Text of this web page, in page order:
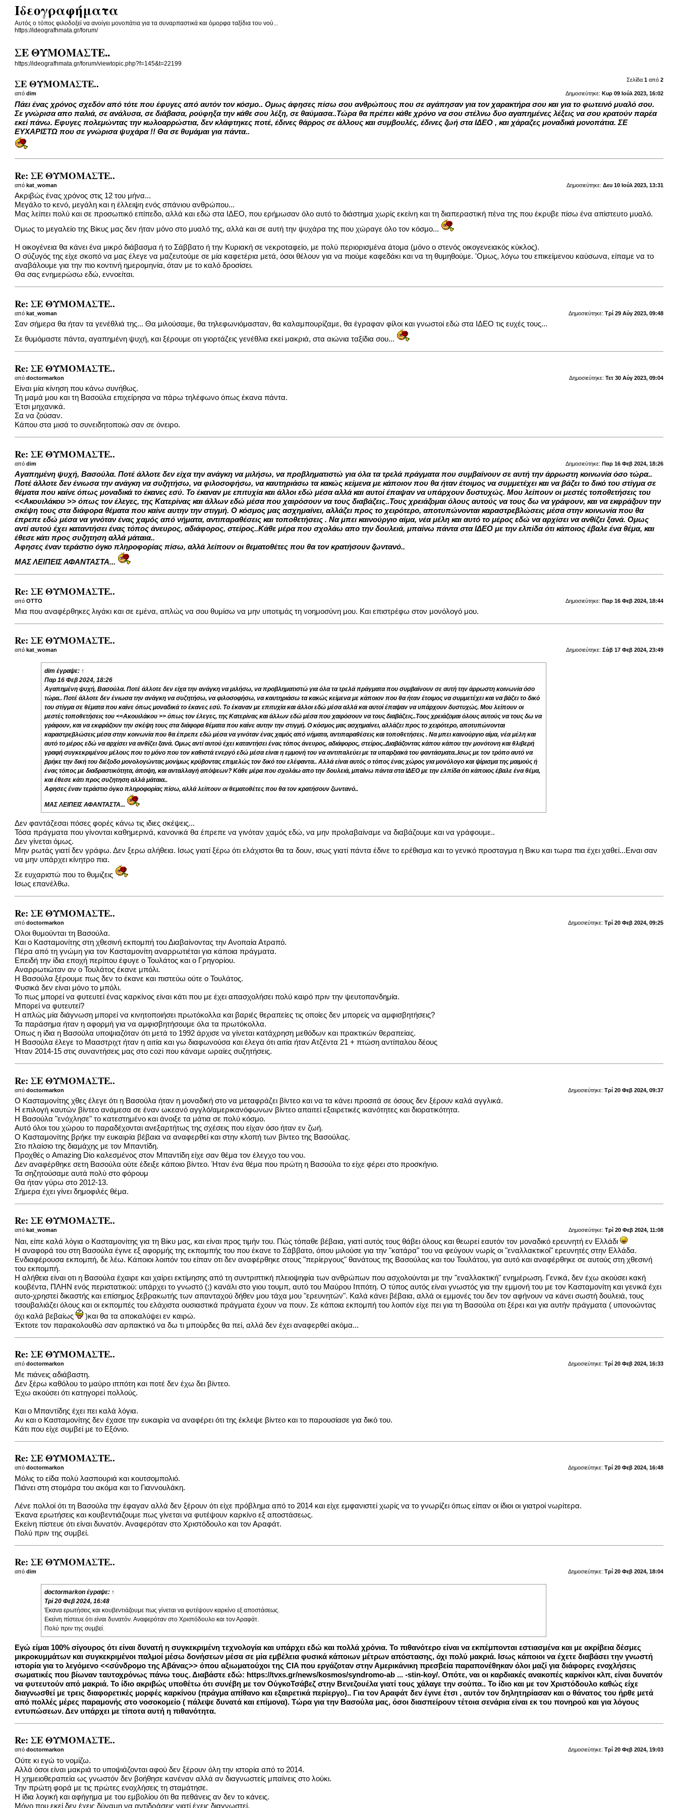
Ιδεογραφήματα
Αυτός ο τόπος φιλοδοξεί να ανοίγει μονοπάτια για τα συναρπαστικά και όμορφα ταξίδια του νού...
https://ideografhmata.gr/forum/
ΣΕ ΘΥΜΟΜΑΣΤΕ..
https://ideografhmata.gr/forum/viewtopic.php?f=145&t=22199
Σελίδα 1από 2
ΣΕ ΘΥΜΟΜΑΣΤΕ..
Δημοσιεύτηκε: Κυρ 09 Ιούλ 2023, 16:02
απόdim
Πάει ένας χρόνος σχεδόν από τότε που έφυγες από αυτόν τον κόσμο.. Ομως άφησες πίσω σου ανθρώπους που σε αγάπησαν για τον χαρακτήρα σου και για το φωτεινό μυαλό σου.
Σε γνώρισα απο παλιά, σε ανάλυσα, σε διάβασα, ρούφηξα την κάθε σου λέξη, σε θαύμασα..Τώρα θα πρέπει κάθε χρόνο να σου στέλνω δυο αγαπημένες λέξεις να σου κρατούν παρέα
εκεί πάνω. Εφυγες πολεμώντας την κωλοαρρώστια, δεν κλάφτηκες ποτέ, έδινες θάρρος σε άλλους και συμβουλές, έδινες ζωή στα ΙΔΕΟ , και χάραζες μοναδικά μονοπάτια. ΣΕ
ΕΥΧΑΡΙΣΤΩ που σε γνώρισα ψυχάρα !! Θα σε θυμάμαι για πάντα..
Re: ΣΕ ΘΥΜΟΜΑΣΤΕ..
Δημοσιεύτηκε: Δευ 10 Ιούλ 2023, 13:31
απόkat_woman
Ακριβώς ένας χρόνος στις 12 του μήνα...
Μεγάλο το κενό, μεγάλη και η έλλειψη ενός σπάνιου ανθρώπου...
Μας λείπει πολύ και σε προσωπικό επίπεδο, αλλά και εδώ στα ΙΔΕΟ, που ερήμωσαν όλο αυτό το διάστημα χωρίς εκείνη και τη διαπεραστική πένα της που έκρυβε πίσω ένα απίστευτο μυαλό.
Όμως το μεγαλείο της Βίκυς μας δεν ήταν μόνο στο μυαλό της, αλλά και σε αυτή την ψυχάρα της που χώραγε όλο τον κόσμο...
Η οικογένεια θα κάνει ένα μικρό διάβασμα ή το Σάββατο ή την Κυριακή σε νεκροταφείο, με πολύ περιορισμένα άτομα (μόνο ο στενός οικογενειακός κύκλος).
Ο σύζυγός της είχε σκοπό να μας έλεγε να μαζευτούμε σε μία καφετέρια μετά, όσοι θέλουν για να πιούμε καφεδάκι και να τη θυμηθούμε. 'Ομως, λόγω του επικείμενου καύσωνα, είπαμε να το
αναβάλουμε για την πιο κοντινή ημερομηνία, όταν με το καλό δροσίσει.
Θα σας ενημερώσω εδώ, εννοείται.
Re: ΣΕ ΘΥΜΟΜΑΣΤΕ..
Δημοσιεύτηκε: Τρί 29 Αύγ 2023, 09:48
απόkat_woman
Σαν σήμερα θα ήταν τα γενέθλιά της... Θα μιλούσαμε, θα τηλεφωνιόμασταν, θα καλαμπουρίζαμε, θα έγραφαν φίλοι και γνωστοί εδώ στα ΙΔΕΟ τις ευχές τους...
Σε θυμόμαστε πάντα, αγαπημένη ψυχή, και ξέρουμε οτι γιορτάζεις γενέθλια εκεί μακριά, στα αιώνια ταξίδια σου...
Re: ΣΕ ΘΥΜΟΜΑΣΤΕ..
Δημοσιεύτηκε: Τετ 30 Αύγ 2023, 09:04
απόdoctormarkon
Είναι μία κίνηση που κάνω συνήθως.
Τη μαμά μου και τη Βασούλα επιχείρησα να πάρω τηλέφωνο όπως έκανα πάντα.
Έτσι μηχανικά.
Σα να ζούσαν.
Κάπου στα μισά το συνειδητοποιώ σαν σε όνειρο.
Re: ΣΕ ΘΥΜΟΜΑΣΤΕ..
Δημοσιεύτηκε: Παρ 16 Φεβ 2024, 18:26
απόdim
Αγαπημένη ψυχή, Βασούλα. Ποτέ άλλοτε δεν είχα την ανάγκη να μιλήσω, να προβληματιστώ για όλα τα τρελά πράγματα που συμβαίνουν σε αυτή την άρρωστη κοινωνία όσο τώρα..
Ποτέ άλλοτε δεν ένιωσα την ανάγκη να συζητήσω, να φιλοσοφήσω, να καυτηριάσω τα κακώς κείμενα με κάποιον που θα ήταν έτοιμος να συμμετέχει και να βάζει το δικό του στίγμα σε
θέματα που καίνε όπως μοναδικά το έκανες εσύ. Το έκαναν με επιτυχία και άλλοι εδώ μέσα αλλά και αυτοί έπαψαν να υπάρχουν δυστυχώς. Μου λείπουν οι μεστές τοποθετήσεις του
<<Ακουιλάκου >> όπως τον έλεγες, της Κατερίνας και άλλων εδώ μέσα που χαιρόσουν να τους διαβάζεις..Τους χρειάζομαι όλους αυτούς να τους δω να γράφουν, και να εκφράζουν την
σκέψη τους στα διάφορα θέματα που καίνε αυτην την στιγμή. Ο κόσμος μας ασχημαίνει, αλλάζει προς το χειρότερο, αποτυπώνονται καραστρεβλώσεις μέσα στην κοινωνία που θα
έπρεπε εδώ μέσα να γινόταν ένας χαμός από νήματα, αντιπαραθέσεις και τοποθετήσεις . Να μπει καινούργιο αίμα, νέα μέλη και αυτό το μέρος εδώ να αρχίσει να ανθίζει ξανά. Ομως
αντί αυτού έχει καταντήσει ένας τόπος άνευρος, αδιάφορος, στείρος..Κάθε μέρα που σχολάω απο την δουλειά, μπαίνω πάντα στα ΙΔΕΟ με την ελπίδα ότι κάποιος έβαλε ένα θέμα, και
έθεσε κάτι προς συζητηση αλλά μάταια..
Αφησες έναν τεράστιο όγκο πληροφορίας πίσω, αλλά λείπουν οι θεματοθέτες που θα τον κρατήσουν ζωντανό..
ΜΑΣ ΛΕΙΠΕΙΣ ΑΦΑΝΤΑΣΤΑ...
Re: ΣΕ ΘΥΜΟΜΑΣΤΕ..
Δημοσιεύτηκε: Παρ 16 Φεβ 2024, 18:44
απόOTTO
Μια που αναφέρθηκες λιγάκι και σε εμένα, απλώς να σου θυμίσω να μην υποτιμάς τη νοημοσύνη μου. Και επιστρέφω στον μονόλογό μου.
Re: ΣΕ ΘΥΜΟΜΑΣΤΕ..
Δημοσιεύτηκε: Σάβ 17 Φεβ 2024, 23:49
από kat_woman
dimέγραψε: ↑
Παρ 16 Φεβ 2024, 18:26
Αγαπημένη ψυχή, Βασούλα. Ποτέ άλλοτε δεν είχα την ανάγκη να μιλήσω, να προβληματιστώ για όλα τα τρελά πράγματα που συμβαίνουν σε αυτή την άρρωστη κοινωνία όσο
τώρα.. Ποτέ άλλοτε δεν ένιωσα την ανάγκη να συζητήσω, να φιλοσοφήσω, να καυτηριάσω τα κακώς κείμενα με κάποιον που θα ήταν έτοιμος να συμμετέχει και να βάζει το δικό
του στίγμα σε θέματα που καίνε όπως μοναδικά το έκανες εσύ. Το έκαναν με επιτυχία και άλλοι εδώ μέσα αλλά και αυτοί έπαψαν να υπάρχουν δυστυχώς. Μου λείπουν οι
μεστές τοποθετήσεις του <<Ακουιλάκου >> όπως τον έλεγες, της Κατερίνας και άλλων εδώ μέσα που χαιρόσουν να τους διαβάζεις..Τους χρειάζομαι όλους αυτούς να τους δω να
γράφουν, και να εκφράζουν την σκέψη τους στα διάφορα θέματα που καίνε αυτην την στιγμή. Ο κόσμος μας ασχημαίνει, αλλάζει προς το χειρότερο, αποτυπώνονται
καραστρεβλώσεις μέσα στην κοινωνία που θα έπρεπε εδώ μέσα να γινόταν ένας χαμός από νήματα, αντιπαραθέσεις και τοποθετήσεις . Να μπει καινούργιο αίμα, νέα μέλη και
αυτό το μέρος εδώ να αρχίσει να ανθίζει ξανά. Ομως αντί αυτού έχει καταντήσει ένας τόπος άνευρος, αδιάφορος, στείρος..Διαβάζοντας κάπου κάπου την μονότονη και θλιβερή
γραφή συγκεκριμένου μέλους που το μόνο που τον καθιστά ενεργό εδώ μέσα είναι η εμμονή του να αντιπαλεύει με τα υπαρξιακά του φαντάσματα..Ισως με τον τρόπο αυτό να
βρήκε την δική του διέξοδο μονολογώντας μονίμως κρύβοντας επιμελώς τον δικό του ελέφαντα.. Αλλά είναι αυτός ο τόπος ένας χώρος για μονόλογο και ψίρισμα της μαιμούς ή
ένας τόπος με διαδραστικότητα, άποψη, και ανταλλαγή απόψεων? Κάθε μέρα που σχολάω απο την δουλειά, μπαίνω πάντα στα ΙΔΕΟ με την ελπίδα ότι κάποιος έβαλε ένα θέμα,
και έθεσε κάτι προς συζητηση αλλά μάταια..
Αφησες έναν τεράστιο όγκο πληροφορίας πίσω, αλλά λείπουν οι θεματοθέτες που θα τον κρατήσουν ζωντανό..
ΜΑΣ ΛΕΙΠΕΙΣ ΑΦΑΝΤΑΣΤΑ...
Δεν φαντάζεσαι πόσες φορές κάνω τις ιδιες σκέψεις...
Τόσα πράγματα που γίνονται καθημερινά, κανονικά θα έπρεπε να γινόταν χαμός εδώ, να μην προλαβαίναμε να διαβάζουμε και να γράφουμε..
Δεν γίνεται όμως.
Μην ρωτάς γιατί δεν γράφω. Δεν ξερω αλήθεια. Ισως γιατί ξέρω ότι ελάχιστοι θα τα δουν, ισως γιατί πάντα έδινε το ερέθισμα και το γενικό προσταγμα η Βικυ και τωρα πια έχει χαθεί...Ειναι σαν
να μην υπάρχει κίνητρο πια.
Σε ευχαριστώ που το θυμιζεις
Ισως επανέλθω.
Re: ΣΕ ΘΥΜΟΜΑΣΤΕ..
Δημοσιεύτηκε: Τρί 20 Φεβ 2024, 09:25
απόdoctormarkon
Όλοι θυμούνται τη Βασούλα.
Και ο Κασταμονίτης στη χθεσινή εκπομπή του Διαβαίνοντας την Ανοπαία Ατραπό.
Πέρα από τη γνώμη για τον Κασταμονίτη αναρρωτιέται για κάποια πράγματα.
Επειδή την ίδια εποχή περίπου έφυγε ο Τουλάτος και ο Γρηγορίου.
Αναρρωτιώταν αν ο Τουλάτος έκανε μπόλι.
Η Βασούλα ξέρουμε πως δεν το έκανε και πιστεύω ούτε ο Τουλάτος.
Φυσικά δεν είναι μόνο το μπόλι.
Το πως μπορεί να φυτευτεί ένας καρκίνος είναι κάτι που με έχει απασχολήσει πολύ καιρό πριν την ψευτοπανδημία.
Μπορεί να φυτευτεί?
Η απλώς μία διάγνωση μπορεί να κινητοποιήσει πρωτόκολλα και βαριές θεραπείες τις οποίες δεν μπορείς να αμφισβητήσεις?
Τα παράσημα ήταν η αφορμή για να αμφισβητήσουμε όλα τα πρωτόκολλα.
Όπως η ίδια η Βασούλα υποψιαζόταν ότι μετά το 1992 άρχισε να γίνεται κατάχρηση μεθόδων και πρακτικών θεραπείας.
Η Βασούλα έλεγε το Μααστριχτ ήταν η αιτία και γω διαφωνούσα και έλεγα ότι αιτία ήταν Ατζέντα 21 + πτώση αντίπαλου δέους
Ήταν 2014-15 στις συναντήσεις μας στο cozi που κάναμε ωραίες συζητήσεις.
Re: ΣΕ ΘΥΜΟΜΑΣΤΕ..
Δημοσιεύτηκε: Τρί 20 Φεβ 2024, 09:37
απόdoctormarkon
Ο Κασταμονίτης χθες έλεγε ότι η Βασούλα ήταν η μοναδική στο να μεταφράζει βίντεο και να τα κάνει προσιτά σε όσους δεν ξέρουν καλά αγγλικά.
Η επιλογή καυτών βίντεο ανάμεσα σε έναν ωκεανό αγγλό/αμερικανόφωνων βίντεο απαιτεί εξαιρετικές ικανότητες και διορατικότητα.
Η Βασούλα "ενόχλησε" το κατεστημένο και άνοιξε τα μάτια σε πολύ κόσμο.
Αυτό όλοι του χώρου το παραδέχονται ανεξαρτήτως της σχέσεις που είχαν όσο ήταν εν ζωή.
Ο Κασταμονίτης βρήκε την ευκαιρία βέβαια να αναφερθεί και στην κλοπή των βίντεο της Βασούλας.
Στο πλαίσιο της διαμάχης με τον Μπαντίδη.
Προχθές ο Amazing Dio καλεσμένος στον Μπαντίδη είχε σαν θέμα τον έλεγχο του νου.
Δεν αναφέρθηκε σετη Βασούλα ούτε έδειξε κάποιο βίντεο. Ήταν ένα θέμα που πρώτη η Βασούλα το είχε φέρει στο προσκήνιο.
Τα σηζητούσαμε αυτά πολύ στο φόρουμ
Θα ήταν γύρω στο 2012-13.
Σήμερα έχει γίνει δημοφιλές θέμα.
Re: ΣΕ ΘΥΜΟΜΑΣΤΕ..
Δημοσιεύτηκε: Τρί 20 Φεβ 2024, 11:08
από kat_woman
Ναι, είπε καλά λόγια ο Κασταμονίτης για τη Βίκυ μας, και είναι προς τιμήν του. Πώς τόπαθε βέβαια, γιατί αυτός τους θάβει όλους και θεωρεί εαυτόν τον μοναδικό ερευνητή εν Ελλάδι
Η αναφορά του στη Βασούλα έγινε εξ αφορμής της εκπομπής του που έκανε το Σάββατο, όπου μιλούσε για την "κατάρα" του να φεύγουν νωρίς οι "εναλλακτικοί" ερευνητές στην Ελλάδα.
Ενδιαφέρουσα εκπομπή, δε λέω. Κάποιοι λοιπόν του είπαν οτι δεν αναφέρθηκε στους "περίεργους" θανάτους της Βασούλας και του Τουλάτου, για αυτό και αναφέρθηκε σε αυτούς στη χθεσινή
του εκπομπή.
Η αλήθεια είναι οτι η Βασούλα έχαιρε και χαίρει εκτίμησης από τη συντριπτική πλειοψηφία των ανθρώπων που ασχολούνται με την "εναλλακτική" ενημέρωση. Γενικά, δεν έχω ακούσει κακή
κουβέντα, ΠΛΗΝ ενός περιστατικού: υπάρχει το γνωστό (;) κανάλι στο γιου τουμπ, αυτό του Μαύρου Ιππότη. Ο τύπος αυτός είναι γνωστός για την εμμονή του με τον Κασταμονίτη και γενικά έχει
αυτο-χρηστεί δικαστής και επίσημος ξεβρακωτής των απανταχού δήθεν μου τάχα μου "ερευνητών". Καλά κάνει βέβαια, αλλά οι εμμονές του δεν τον αφήνουν να κάνει σωστή δουλειά, τους
τσουβαλιάζει όλους και οι εκπομπές του ελάχιστα ουσιαστικά πράγματα έχουν να πουν. Σε κάποια εκπομπή του λοιπόν είχε πει για τη Βασούλα οτι ξέρει και για αυτήν πράγματα ( υπονοώντας
όχι καλά βεβαίως
)και θα τα αποκαλύψει εν καιρώ.
Έκτοτε τον παρακολουθώ σαν αρπακτικό να δω τι μπούρδες θα πεί, αλλά δεν έχει αναφερθεί ακόμα...
Re: ΣΕ ΘΥΜΟΜΑΣΤΕ..
Δημοσιεύτηκε: Τρί 20 Φεβ 2024, 16:33
απόdoctormarkon
Με πιάνεις αδιάβαστη.
Δεν ξέρω καθόλου το μαύρο ιππότη και ποτέ δεν έχω δει βίντεο.
Έχω ακούσει ότι κατηγορεί πολλούς.
Και ο Μπαντίδης έχει πει καλά λόγια.
Αν και ο Κασταμονίτης δεν έχασε την ευκαιρία να αναφέρει ότι της έκλεψε βίντεο και το παρουσίασε για δικό του.
Κάτι που είχε συμβεί με το Εξόνιο.
Re: ΣΕ ΘΥΜΟΜΑΣΤΕ..
Δημοσιεύτηκε: Τρί 20 Φεβ 2024, 16:48
απόdoctormarkon
Μόλις το είδα πολύ λασπουριά και κουτσομπολιό.
Πιάνει στη στομάρα του ακόμα και το Γιαννουλάκη.
Λένε πολλοί ότι τη Βασούλα την έφαγαν αλλά δεν ξέρουν ότι είχε πρόβλημα από το 2014 και είχε εμφανιστεί χωρίς να το γνωρίζει όπως είπαν οι ίδιοι οι γιατροί νωρίτερα.
Έκανα ερωτήσεις και κουβεντιάζουμε πως γίνεται να φυτέψουν καρκίνο εξ αποστάσεως.
Εκείνη πίστευε ότι είναι δυνατόν. Αναφερόταν στο Χριστόδουλο και τον Αραφάτ.
Πολύ πριν της συμβεί.
Re: ΣΕ ΘΥΜΟΜΑΣΤΕ..
Δημοσιεύτηκε: Τρί 20 Φεβ 2024, 18:04
απόdim
doctormarkonέγραψε: ↑
Τρί 20 Φεβ 2024, 16:48
Έκανα ερωτήσεις και κουβεντιάζουμε πως γίνεται να φυτέψουν καρκίνο εξ αποστάσεως.
Εκείνη πίστευε ότι είναι δυνατόν. Αναφερόταν στο Χριστόδουλο και τον Αραφάτ.
Πολύ πριν της συμβεί.
Εγώ είμαι 100% σίγουρος ότι είναι δυνατή η συγκεκριμένη τεχνολογία και υπάρχει εδώ και πολλά χρόνια. Το πιθανότερο είναι να εκπέμπονται εστιασμένα και με ακρίβεια δέσμες
μικροκυμμάτων και συγκεκριμένοι παλμοί μέσω δονήσεων μέσα σε μία εμβέλεια φυσικά κάποιων μέτρων απόστασης, όχι πολύ μακριά. Ισως κάποιοι να έχετε διαβάσει την γνωστή
ιστορία για το λεγόμενο <<σύνδρομο της Αβάνας>> όπου αξιωματούχοι της CIA που εργάζοταν στην Αμερικάνικη πρεσβεία παραπονέθηκαν όλοι μαζί για διάφορες ενοχλήσεις
σωματικές που βίωναν ταυτοχρόνως πάνω τους. Διαβάστε εδώ: https://tvxs.gr/news/kosmos/syndromo-ab ... -stin-koy/. Οπότε, ναι οι καρδιακές ανακοπές καρκίνοι κλπ, είναι δυνατόν
να φυτευτούν από μακριά. Το ίδιο ακριβώς υποθέτω ότι συνέβη με τον ΟύγκοΤσάβεζ στην Βενεζουέλα γιατί τους χάλαγε την σούπα.. Το ίδιο και με τον Χριστόδουλο καθώς είχε
διαγνωσθεί με τρεις διαφορετικές μορφές καρκίνου (πράγμα απίθανο και εξαιρετικά περίεργο).. Για τον Αραφάτ δεν έγινε έτσι , αυτόν τον δηλητηρίασαν και ο θάνατος του ήρθε μετά
από πολλές μέρες παραμονής στο νοσοκομείο ( πάλεψε δυνατά και επίμονα). Τώρα για την Βασούλα μας, όσοι διασπείρουν τέτοια σενάρια είναι εκ του πονηρού και για λόγους
εντυπώσεων. Δεν υπάρχει με τίποτα αυτή η πιθανότητα.
Re: ΣΕ ΘΥΜΟΜΑΣΤΕ..
Δημοσιεύτηκε: Τρί 20 Φεβ 2024, 19:03
απόdoctormarkon
Ούτε κι εγώ το νομίζω.
Αλλά όσοι είναι μακριά το υποψιάζονται αφού δεν ξέρουν όλη την ιστορία από το 2014.
Η χημειοθεραπεία ως γνωστόν δεν βοήθησε κανέναν αλλά αν διαγνωστείς μπαίνεις στο λούκι.
Την πρώτη φορά με τις πρώτες ενοχλήσεις τη σταμάτησε.
Η ίδια λογική και αφήγημα με του εμβολίου ότι θα πεθάνεις αν δεν το κάνεις.
Μόνο που εκεί δεν έχεις δύναμη να αντιδράσεις γιατί έχεις διαγνωστεί.